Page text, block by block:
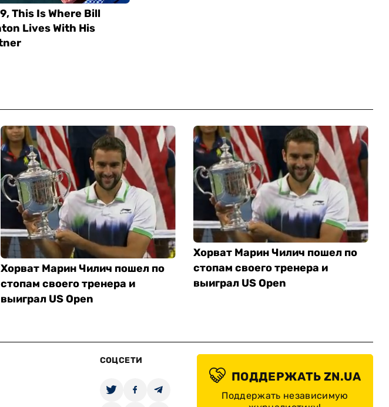
Хорват Марин Чилич пошел по
стопам своего тренера и
выиграл US Open
Хорват Марин Чилич пошел по
стопам своего тренера и
выиграл US Open
СОЦСЕТИ
ПОДДЕРЖАТЬ ZN.UA
Поддержать независимую